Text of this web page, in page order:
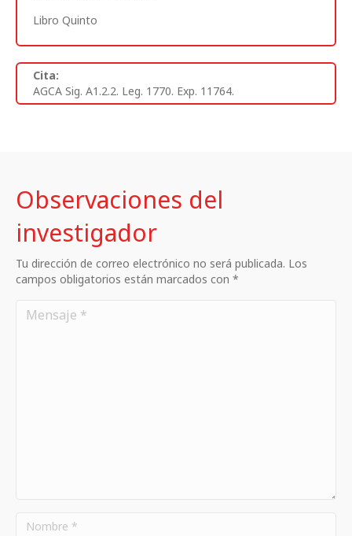
Libro Quinto
Cita:
AGCA Sig. A1.2.2. Leg. 1770. Exp. 11764.
Observaciones del
investigador
Tu dirección de correo electrónico no será publicada. Los
campos obligatorios están marcados con *